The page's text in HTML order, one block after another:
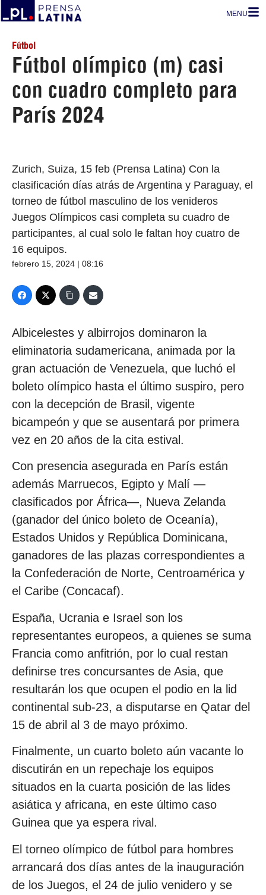
MENU
Fútbol
Fútbol olímpico (m) casi
con cuadro completo para
París 2024
Zurich, Suiza, 15 feb (Prensa Latina) Con la
clasificación días atrás de Argentina y Paraguay, el
torneo de fútbol masculino de los venideros
Juegos Olímpicos casi completa su cuadro de
participantes, al cual solo le faltan hoy cuatro de
16 equipos.
febrero 15, 2024 | 08:16
Albicelestes y albirrojos dominaron la
eliminatoria sudamericana, animada por la
gran actuación de Venezuela, que luchó el
boleto olímpico hasta el último suspiro, pero
con la decepción de Brasil, vigente
bicampeón y que se ausentará por primera
vez en 20 años de la cita estival.
Con presencia asegurada en París están
además Marruecos, Egipto y Malí —
clasificados por África—, Nueva Zelanda
(ganador del único boleto de Oceanía),
Estados Unidos y República Dominicana,
ganadores de las plazas correspondientes a
la Confederación de Norte, Centroamérica y
el Caribe (Concacaf).
España, Ucrania e Israel son los
representantes europeos, a quienes se suma
Francia como anfitrión, por lo cual restan
definirse tres concursantes de Asia, que
resultarán los que ocupen el podio en la lid
continental sub-23, a disputarse en Qatar del
15 de abril al 3 de mayo próximo.
Finalmente, un cuarto boleto aún vacante lo
discutirán en un repechaje los equipos
situados en la cuarta posición de las lides
asiática y africana, en este último caso
Guinea que ya espera rival.
El torneo olímpico de fútbol para hombres
arrancará dos días antes de la inauguración
de los Juegos, el 24 de julio venidero y se